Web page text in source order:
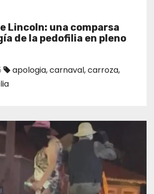
Lincoln: una comparsa
de la pedofilia en pleno
apologia,carnaval,carroza,